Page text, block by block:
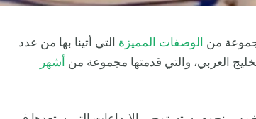
من الوصفات المميزة التي أتينا بها من عدد
العربي، والتي قدمتها مجموعة من
أشهر